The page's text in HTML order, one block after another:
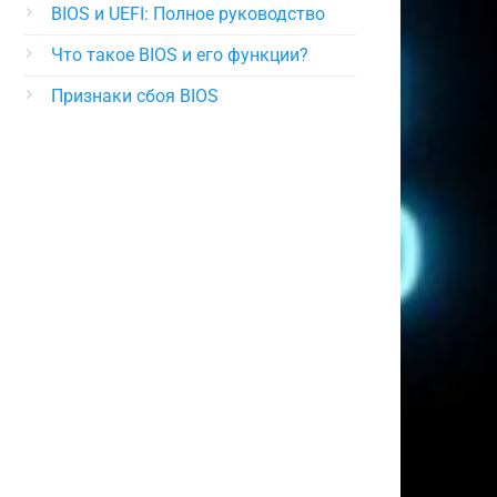
BIOS и UEFI: Полное руководство
Что такое BIOS и его функции?
Признаки сбоя BIOS